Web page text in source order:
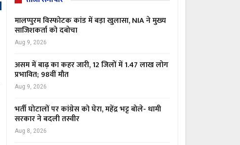
मालप्पुरम विस्फोटक कांड में बड़ा खुलासा, NIA ने मुख्य
साजिशकर्ता को दबोचा
Aug 9, 2026
असम में बाढ़ का कहर जारी, 12 जिलों में 1.47 लाख लोग
प्रभावित; 98वीं मौत
Aug 9, 2026
भर्ती घोटालों पर कांग्रेस को घेरा, महेंद्र भट्ट बोले- धामी
सरकार ने बदली तस्वीर
Aug 8, 2026